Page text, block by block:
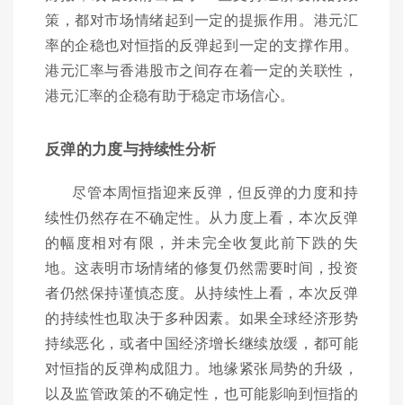
策，都对市场情绪起到一定的提振作用。港元汇
率的企稳也对恒指的反弹起到一定的支撑作用。
港元汇率与香港股市之间存在着一定的关联性，
港元汇率的企稳有助于稳定市场信心。
反弹的力度与持续性分析
尽管本周恒指迎来反弹，但反弹的力度和持
续性仍然存在不确定性。从力度上看，本次反弹
的幅度相对有限，并未完全收复此前下跌的失
地。这表明市场情绪的修复仍然需要时间，投资
者仍然保持谨慎态度。从持续性上看，本次反弹
的持续性也取决于多种因素。如果全球经济形势
持续恶化，或者中国经济增长继续放缓，都可能
对恒指的反弹构成阻力。地缘紧张局势的升级，
以及监管政策的不确定性，也可能影响到恒指的